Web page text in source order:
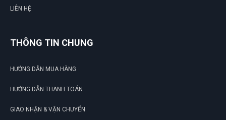
LIÊN HỆ
THÔNG TIN CHUNG
HƯỚNG DẪN MUA HÀNG
HƯỚNG DẪN THANH TOÁN
GIAO NHẬN & VẬN CHUYỂN